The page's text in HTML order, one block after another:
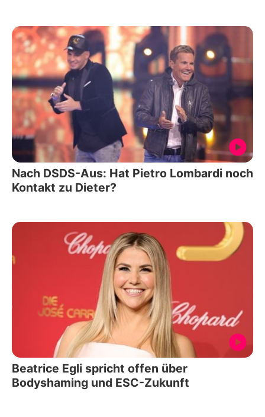
Nach DSDS-Aus: Hat Pietro Lombardi noch
Kontakt zu Dieter?
Beatrice Egli spricht offen über
Bodyshaming und ESC-Zukunft